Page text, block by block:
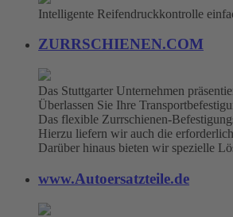
Intelligente Reifendruckkontrolle
ZURRSCHIENEN.COM
Das Stuttgarter Unternehmen
Überlassen Sie Ihre
Das flexible Zurrschienen-
Hierzu liefern wir auch die
Darüber hinaus bieten wir spezielle
www.Autoersatzteile.de